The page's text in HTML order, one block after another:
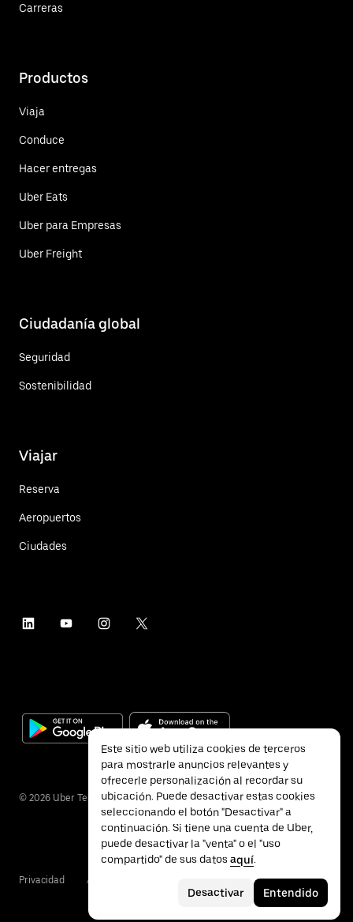
Carreras
Productos
Viaja
Conduce
Hacer entregas
Uber Eats
Uber para Empresas
Uber Freight
Ciudadanía global
Seguridad
Sostenibilidad
Viajar
Reserva
Aeropuertos
Ciudades
© 2026 Uber Technologies Inc.
Privacidad Accesibilidad
Este sitio web utiliza cookies de terceros
para mostrarle anuncios relevantes y
ofrecerle personalización al recordar su
ubicación. Puede desactivar estas cookies
seleccionando el botón "Desactivar" a
continuación. Si tiene una cuenta de Uber,
puede desactivar la "venta" o el "uso
compartido" de sus datos aquí.
Desactivar Entendido